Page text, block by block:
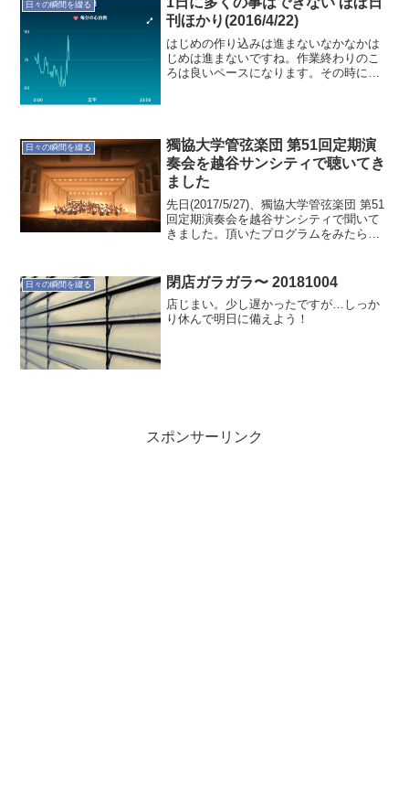
日々の瞬間を綴る
刊ほかり(2016/4/22)
はじめの作り込みは進まないなかなかは
じめは進まないですね。作業終わりのこ
ろは良いペースになります。その時には
日々の瞬間を綴る
獨協大学管弦楽団 第51回定期演
奏会を越谷サンシティで聴いてき
ました
先日(2017/5/27)、獨協大学管弦楽団 第51
回定期演奏会を越谷サンシティで聞いて
きました。頂いたプログラムをみたら、
らはじめたことなので、まだビオラのパ
ートトッ...
日々の瞬間を綴る 閉店ガラガラ〜 20181004
店じまい。少し遅かったですが…しっか
り休んで明日に備えよう！
スポンサーリンク